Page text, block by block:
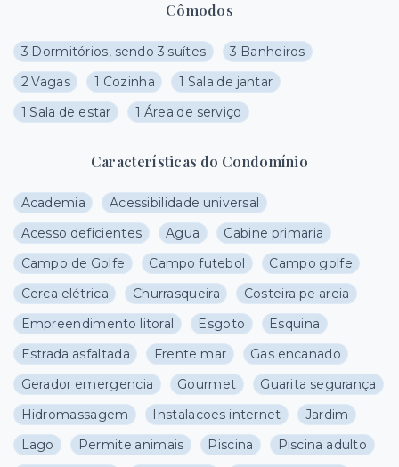
Cômodos
3 Dormitórios, sendo 3 suítes
3 Banheiros
2 Vagas
1 Cozinha
1 Sala de jantar
1 Sala de estar
1 Área de serviço
Características do Condomínio
Academia
Acessibilidade universal
Acesso deficientes
Agua
Cabine primaria
Campo de Golfe
Campo futebol
Campo golfe
Cerca elétrica
Churrasqueira
Costeira pe areia
Empreendimento litoral
Esgoto
Esquina
Estrada asfaltada
Frente mar
Gas encanado
Gerador emergencia
Gourmet
Guarita segurança
Hidromassagem
Instalacoes internet
Jardim
Lago
Permite animais Piscina
Piscina adulto